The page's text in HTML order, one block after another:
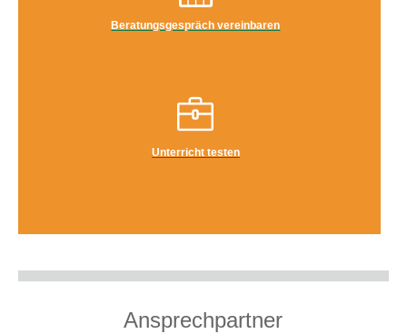
Beratungsgespräch vereinbaren
Unterricht testen
Ansprechpartner